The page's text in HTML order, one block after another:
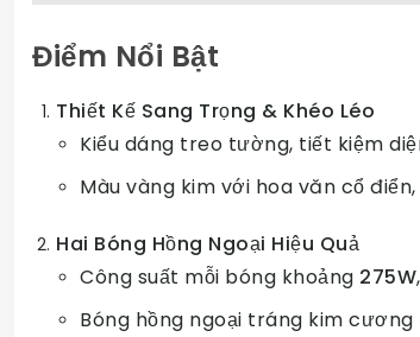
Điểm Nổi Bật
Thiết Kế Sang Trọng & Khéo Léo
Kiểu dáng treo tường, tiết kiệm
Màu vàng kim với hoa văn cổ
Hai Bóng Hồng Ngoại Hiệu Quả
Công suất mỗi bóng khoảng 275W
Bóng hồng ngoại tráng kim